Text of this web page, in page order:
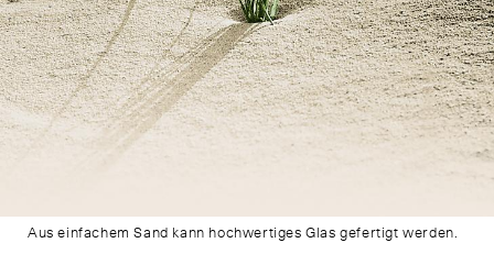
Aus einfachem Sand kann hochwertiges Glas gefertigt werden.